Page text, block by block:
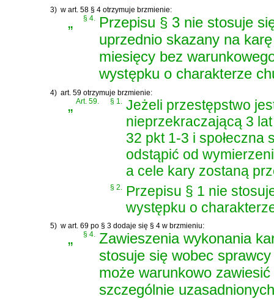
3) w art. 58 § 4 otrzymuje brzmienie:
„ § 4. Przepisu § 3 nie stosuje
uprzednio skazany na
miesięcy bez
występku o charakterze
4) art. 59 otrzymuje brzmienie:
„Art. 59. § 1.
Jeżeli przestępstwo
nieprzekraczającą 3
32 pkt 1-3 i
odstąpić od
a cele kary zostaną
§ 2.
Przepisu § 1 nie
występku o
5) w art. 69 po § 3 dodaje się § 4 w brzmieniu:
„ § 4. Zawieszenia wykonania
stosuje się wobec
może warunkowo
szczególnie